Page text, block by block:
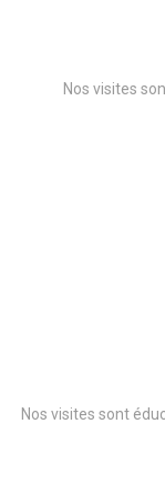
Nos visites
Nos visites sont